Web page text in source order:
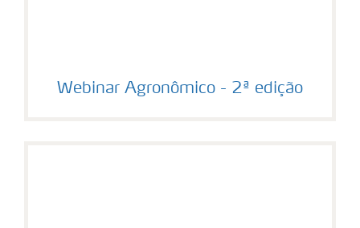
Webinar Agronômico - 2ª edição